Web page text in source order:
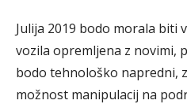
Julija 2019 bodo morala biti
vozila opremljena z novimi,
bodo tehnološko napredni,
možnost manipulacij na